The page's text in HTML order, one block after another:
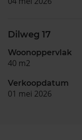
Dilweg 17
Woonoppervlak
40 m2
Verkoopdatum
01 mei 2026